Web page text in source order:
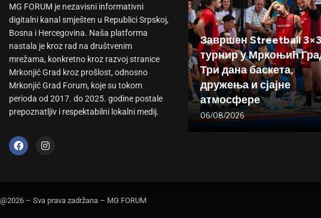
MG FORUM je nezavisni informativni
digitalni kanal smješten u Republici Srpskoj,
Bosna i Hercegovina. Naša platforma
nastala je kroz rad na društvenim
mrežama, konkretno kroz razvoj stranice
Mrkonjić Grad kroz prošlost, odnosno
Mrkonjić Grad Forum, koje su tokom
perioda od 2017. do 2025. godine postale
prepoznatljiv i respektabilni lokalni medij.
Завршен Streetball 3×3
турнир у Мркоњић
Три дана баскета,
дружења и сјајне
атмосфере
06/08/2026
@2026 – Sva prava zadržana – MG FORUM